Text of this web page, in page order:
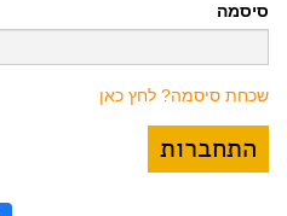
סיסמה
שכחת סיסמה? לחץ כאן